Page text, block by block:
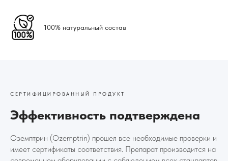
100% натуральный состав
СЕРТИФИЦИРОВАННЫЙ ПРОДУКТ
Эффективность подтверждена
Оземптрин (Ozemptrin) прошел все необходимые проверки и
имеет сертификаты соответствия. Препарат производится на